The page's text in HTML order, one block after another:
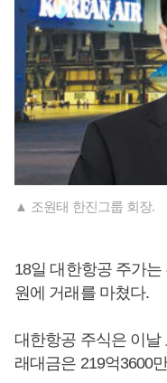
▲ 조원태 한진그룹 회장.
18일 대한항공 주가
원에 거래를 마쳤다.
대한항공 주식은 이날
래대금은 219억3600